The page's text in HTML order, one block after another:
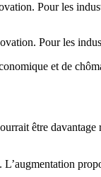
Pour les
Pour les
et de
être